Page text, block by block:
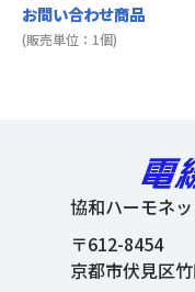
お問い合わせ商品
(販売単位：1個)
協和ハーモネ
〒612-8454
京都市伏見区